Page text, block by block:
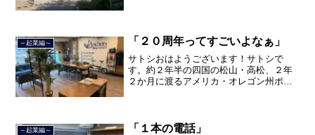
て、２０２１年３月９日より東...
～起業編～ 「２０周年ってすごいよなぁ」
サトシおはようございます！サトシで
す。約２年半の四国の松山・高松、２年
２か月に渡るアメリカ・オレゴン州ポー
した。２０２１年３月９日よ...
～起業編～ 「１本の電話」